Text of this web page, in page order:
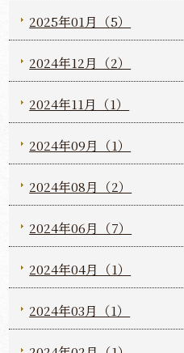
2025年01月（5）
2024年12月（2）
2024年11月（1）
2024年09月（1）
2024年08月（2）
2024年06月（7）
2024年04月（1）
2024年03月（1）